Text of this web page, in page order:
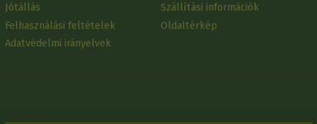
Jótállás
Felhasználási feltételek
Adatvédelmi irányelvek
Szállítási információk
Oldaltérkép